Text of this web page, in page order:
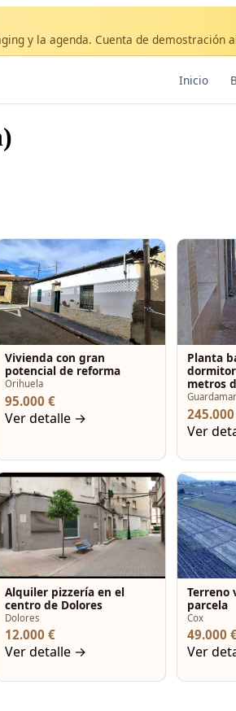
y la agenda. Cuenta de demostración
Inicio
Vivienda con gran
potencial de reforma
Orihuela
95.000 €
Ver detalle →
Planta
metros
Ver
Alquiler pizzería en el
centro de Dolores
Dolores
12.000 €
Ver detalle →
Terreno
parcela
Cox
49.000
Ver